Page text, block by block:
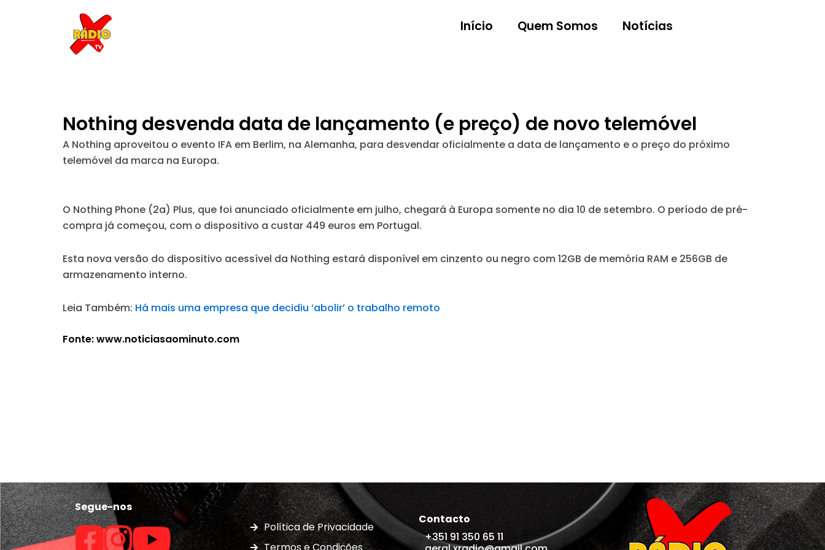
Início Quem Somos Notícias
Nothing desvenda data de lançamento (e preço) de novo telemóvel
A Nothing aproveitou o evento IFA em Berlim, na Alemanha, para desvendar oficialmente a data de lançamento e o preço do próximo
telemóvel da marca na Europa.
O Nothing Phone (2a) Plus, que foi anunciado oficialmente em julho, chegará à Europa somente no dia 10 de setembro. O período de pré-
compra já começou, com o dispositivo a custar 449 euros em Portugal.
Esta nova versão do dispositivo acessível da Nothing estará disponível em cinzento ou negro com 12GB de memória RAM e 256GB de
armazenamento interno.
Leia Também: Há mais uma empresa que decidiu ‘abolir’ o trabalho remoto
Fonte: www.noticiasaominuto.com
Segue-nos
Política de Privacidade
Contacto
+351 91 350 65 11